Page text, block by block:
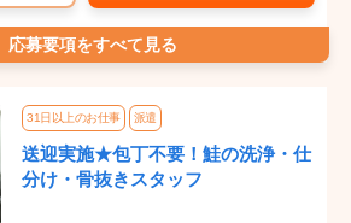
応募要項をすべて見る
31日以上のお仕事 派遣
送迎実施★包丁不要！鮭の洗浄・仕
分け・骨抜きスタッフ